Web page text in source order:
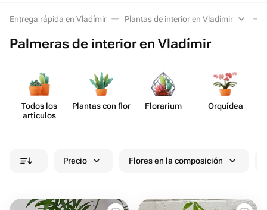
Entrega rápida en Vladímir Plantas de interior en Vladímir
Palmeras de interior en Vladímir
Todos los
artículos
Plantas con flor Florarium Orquídea
Precio Flores en la composición